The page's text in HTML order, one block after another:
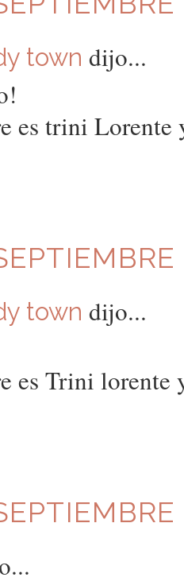
town dijo...
es trini Lorente
town dijo...
es Trini lorente